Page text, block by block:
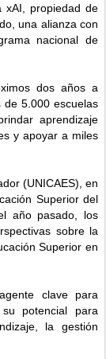
xAI, propiedad de
una alianza con
nacional de
dos años a
de 5.000 escuelas
aprendizaje
y apoyar a miles
(UNICAES), en
Superior del
año pasado, los
sobre la
Superior en
clave para
potencial para
la gestión